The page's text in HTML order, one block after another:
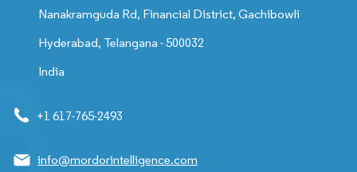
Nanakramguda Rd, Financial District, Gachibowli
Hyderabad, Telangana - 500032
India
+1 617-765-2493
info@mordorintelligence.com